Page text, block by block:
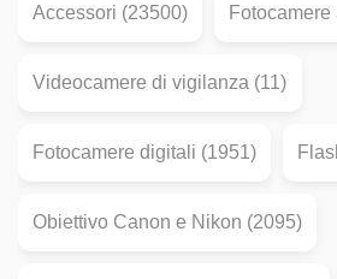
Accessori (23500)
Videocamere di vigilanza (11)
Fotocamere digitali (1951)
Obiettivo Canon e Nikon (2095)